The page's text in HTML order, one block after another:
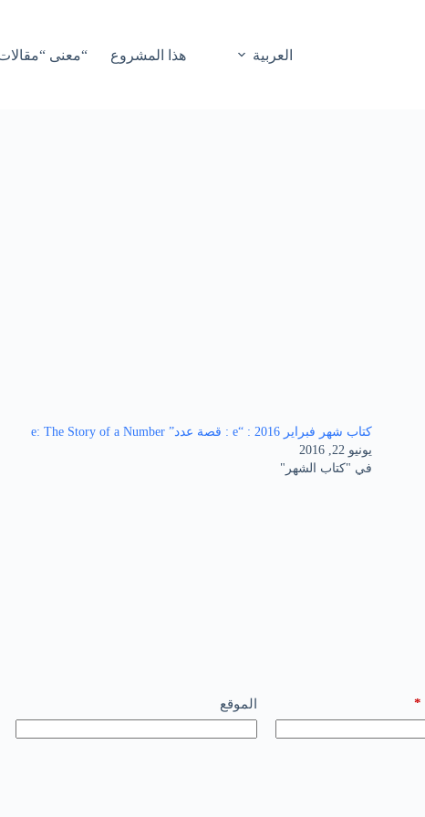
العربية هذا المشروع “معنى
كتاب شهر فبراير 2016 : “e : قصة عدد” e: The Story of a Number
يونيو 22, 2016
في "كتاب الشهر"
* الموقع